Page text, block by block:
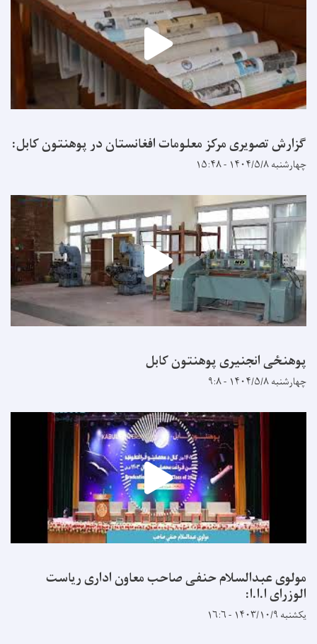
گزارش تصویری مرکز معلومات افغانستان در پوهنتون کابل:
چهارشنبه ۱۴۰۴/۵/۸ - ۱۵:۴۸
پوهنځی انجنیری پوهنتون کابل
چهارشنبه ۱۴۰۴/۵/۸ - ۹:۸
مولوی عبدالسلام حنفی صاحب معاون اداری ریاست
الوزرای ا.ا.ا:
یکشنبه ۱۴۰۳/۱۰/۹ - ۱۶:۶